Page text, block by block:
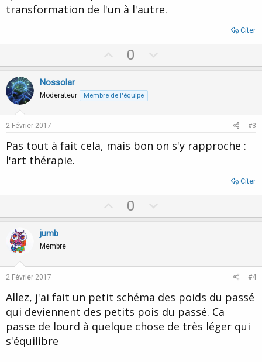
transformation de l'un à l'autre.
Citer
p
o
t
0
o
v
e
Nossolar
Moderateur Membre de l'équipe
2 Février 2017 #3
Pas tout à fait cela, mais bon on s'y rapproche :
l'art thérapie.
Citer
p
0
o
t
e
jumb
Membre
2 Février 2017 #4
Allez, j'ai fait un petit schéma des poids du passé
qui deviennent des petits pois du passé. Ca
passe de lourd à quelque chose de très léger qui
s'équilibre